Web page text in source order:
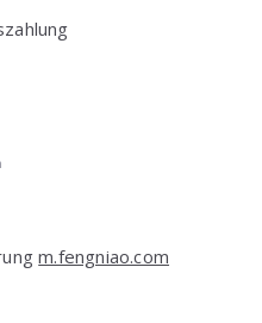
m.fengniao.com